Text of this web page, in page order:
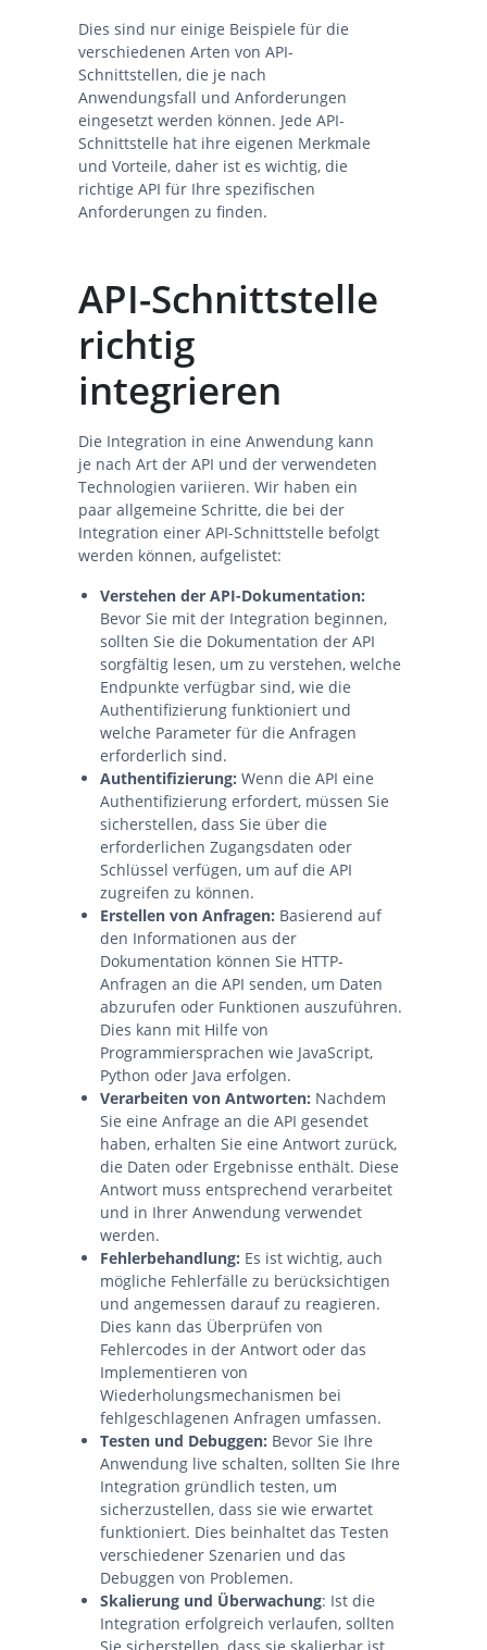
Dies sind nur einige Beispiele für die
verschiedenen Arten von API-
Schnittstellen, die je nach
Anwendungsfall und Anforderungen
eingesetzt werden können. Jede API-
Schnittstelle hat ihre eigenen Merkmale
und Vorteile, daher ist es wichtig, die
richtige API für Ihre spezifischen
Anforderungen zu finden.
API-Schnittstelle
richtig
integrieren
Die Integration in eine Anwendung kann
je nach Art der API und der verwendeten
Technologien variieren. Wir haben ein
paar allgemeine Schritte, die bei der
Integration einer API-Schnittstelle befolgt
werden können, aufgelistet:
Verstehen der API-Dokumentation:
Bevor Sie mit der Integration beginnen,
sollten Sie die Dokumentation der API
sorgfältig lesen, um zu verstehen, welche
Endpunkte verfügbar sind, wie die
Authentifizierung funktioniert und
welche Parameter für die Anfragen
erforderlich sind.
Authentifizierung: Wenn die API eine
Authentifizierung erfordert, müssen Sie
sicherstellen, dass Sie über die
erforderlichen Zugangsdaten oder
Schlüssel verfügen, um auf die API
zugreifen zu können.
Erstellen von Anfragen: Basierend auf
den Informationen aus der
Dokumentation können Sie HTTP-
Anfragen an die API senden, um Daten
abzurufen oder Funktionen auszuführen.
Dies kann mit Hilfe von
Programmiersprachen wie JavaScript,
Python oder Java erfolgen.
Verarbeiten von Antworten: Nachdem
Sie eine Anfrage an die API gesendet
haben, erhalten Sie eine Antwort zurück,
die Daten oder Ergebnisse enthält. Diese
Antwort muss entsprechend verarbeitet
und in Ihrer Anwendung verwendet
werden.
Fehlerbehandlung: Es ist wichtig, auch
mögliche Fehlerfälle zu berücksichtigen
und angemessen darauf zu reagieren.
Dies kann das Überprüfen von
Fehlercodes in der Antwort oder das
Implementieren von
Wiederholungsmechanismen bei
fehlgeschlagenen Anfragen umfassen.
Testen und Debuggen: Bevor Sie Ihre
Anwendung live schalten, sollten Sie Ihre
Integration gründlich testen, um
sicherzustellen, dass sie wie erwartet
funktioniert. Dies beinhaltet das Testen
verschiedener Szenarien und das
Debuggen von Problemen.
Skalierung und Überwachung: Ist die
Integration erfolgreich verlaufen, sollten
Sie sicherstellen, dass sie skalierbar ist